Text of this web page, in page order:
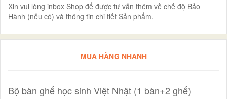
Xin vui lòng inbox Shop để được tư vấn thêm về chế độ Bảo
Hành (nếu có) và thông tin chi tiết Sản phẩm.
MUA HÀNG NHANH
Bộ bàn ghế học sinh Việt Nhật (1 bàn+2 ghế)